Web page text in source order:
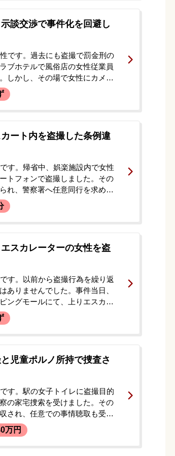
受人となりましたが、事件の詳
や会社に知られることなく、示
の思いから、当事務所へ相談に
談交渉で事件化を回避し
です。過去にも盗撮で罰金刑の
ブホテルで風俗店の女性従業員
しかし、その場で女性にカメラ
発覚しました。通報により警察
任意同行を求められました。カ
その日のうちに身柄は解放され
い処分を恐れ、今後の対応につ
来所されました。
ート内を盗撮した条例違
す。帰省中、娯楽施設内で女性
トフォンで盗撮しました。その
れ、警察署へ任意同行を求めら
作成し、盗撮に使用したスマー
れました。依頼者には前科・前
されたスマートフォン内には、
の盗撮データが残っている状況
したが、今後の刑事手続きの流
から、当事務所に相談し、弁護
スカレーターの女性を盗
す。以前から盗撮行為を繰り返
ありませんでした。事件当日、
ングモールにて、上りエスカレ
生のスカートの中を、カバンに
。その直後、見知らぬ男性2人組
されました。依頼者はその場で
にしてもらいましたが、後日、
捕や報道に至るのではないかと
談に来られました。
児童ポルノ所持で捜査さ
す。駅の女子トイレに盗撮目的
の家宅捜索を受けました。その
され、任意での事情聴取も受け
れたスマートフォンから、過去
娘の友人である未成年の外国人
。依頼者は在宅で捜査が進む
万円